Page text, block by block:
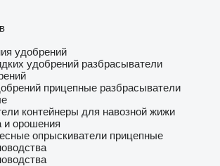
удобрений
удобрений разбрасыватели
прицепные разбрасыватели
контейнеры для навозной жижи
и орошения
опрыскиватели прицепные